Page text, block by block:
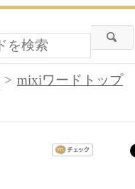
mixiワードトップ